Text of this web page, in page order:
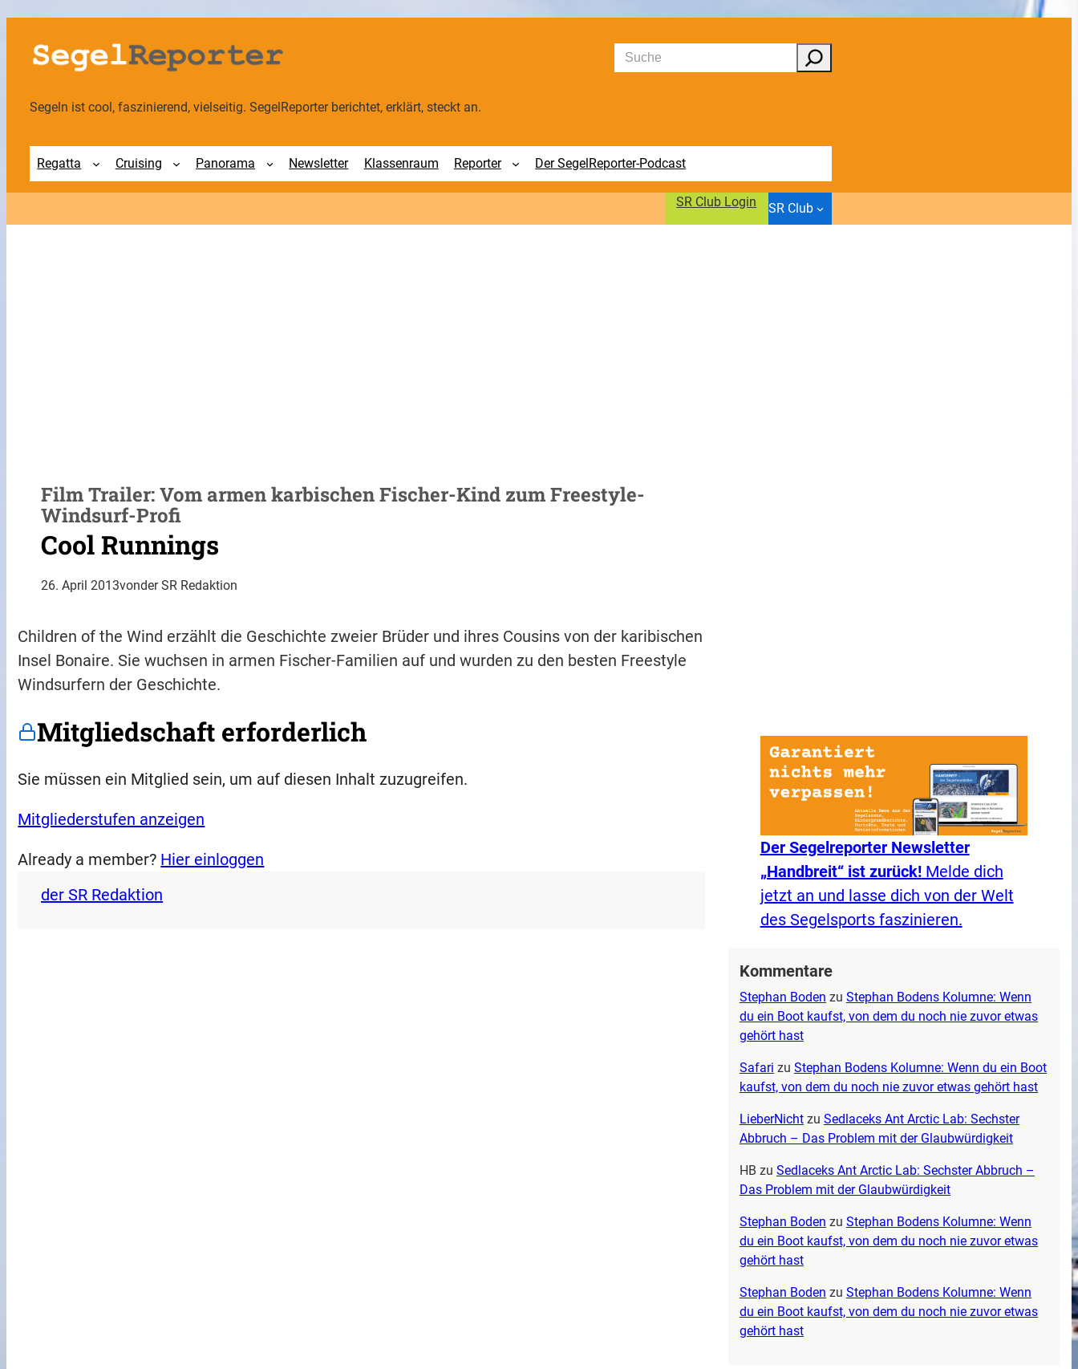
Zum
Inhalt
springen
Suchen
Segeln ist cool, faszinierend, vielseitig. SegelReporter berichtet, erklärt, steckt an.
Regatta Cruising Panorama Newsletter Klassenraum Reporter Der SegelReporter-Podcast
SR Club Login SR Club
Film Trailer: Vom armen karbischen Fischer-Kind zum Freestyle-
Windsurf-Profi
Cool Runnings
26. April 2013vonder SR Redaktion
Children of the Wind erzählt die Geschichte zweier Brüder und ihres Cousins von der karibischen
Insel Bonaire. Sie wuchsen in armen Fischer-Familien auf und wurden zu den besten Freestyle
Windsurfern der Geschichte.
Mitgliedschaft erforderlich
Sie müssen ein Mitglied sein, um auf diesen Inhalt zuzugreifen.
Mitgliederstufen anzeigen
Already a member? Hier einloggen
der SR Redaktion
Der Segelreporter Newsletter
„Handbreit“ ist zurück!Melde dich
jetzt an und lasse dich von der Welt
des Segelsports faszinieren.
Kommentare
Stephan Boden zu Stephan Bodens Kolumne: Wenn
du ein Boot kaufst, von dem du noch nie zuvor etwas
gehört hast
Safari zu Stephan Bodens Kolumne: Wenn du ein Boot
kaufst, von dem du noch nie zuvor etwas gehört hast
LieberNichtzu Sedlaceks Ant Arctic Lab: Sechster
Abbruch – Das Problem mit der Glaubwürdigkeit
HB zu Sedlaceks Ant Arctic Lab: Sechster Abbruch –
Das Problem mit der Glaubwürdigkeit
Stephan Boden zu Stephan Bodens Kolumne: Wenn
du ein Boot kaufst, von dem du noch nie zuvor etwas
gehört hast
Stephan Boden zu Stephan Bodens Kolumne: Wenn
du ein Boot kaufst, von dem du noch nie zuvor etwas
gehört hast